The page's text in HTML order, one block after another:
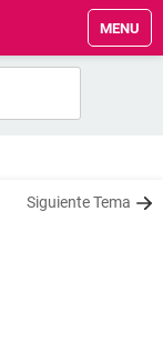
MENU
Siguiente Tema